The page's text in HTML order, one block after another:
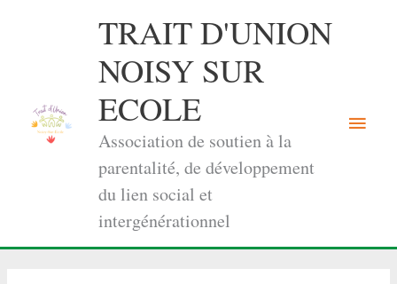
TRAIT D'UNION
NOISY SUR
ECOLE
Association de soutien à la
parentalité, de développement
du lien social et
intergénérationnel
Menu